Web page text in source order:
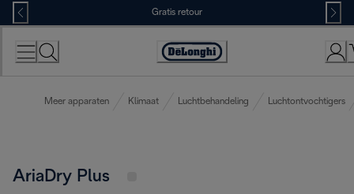
Skip
to
Content
Gratis retour
Accessibility
Meer apparaten Klimaat Luchtbehandeling Luchtontvochtigers
AriaDry Plus